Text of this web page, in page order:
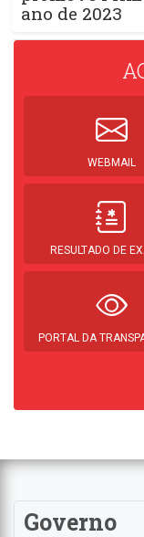
ano de 2023
WEBMAIL
RESULTADO DE
PORTAL DA
Governo